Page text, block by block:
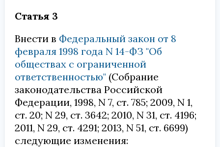
Статья 3
Внести в Федеральный закон от 8
февраля 1998 года N 14-ФЗ "Об
обществах с ограниченной
ответственностью" (Собрание
законодательства Российской
Федерации, 1998, N 7, ст. 785; 2009, N 1,
ст. 20; N 29, ст. 3642; 2010, N 31, ст. 4196;
2011, N 29, ст. 4291; 2013, N 51, ст. 6699)
следующие изменения: